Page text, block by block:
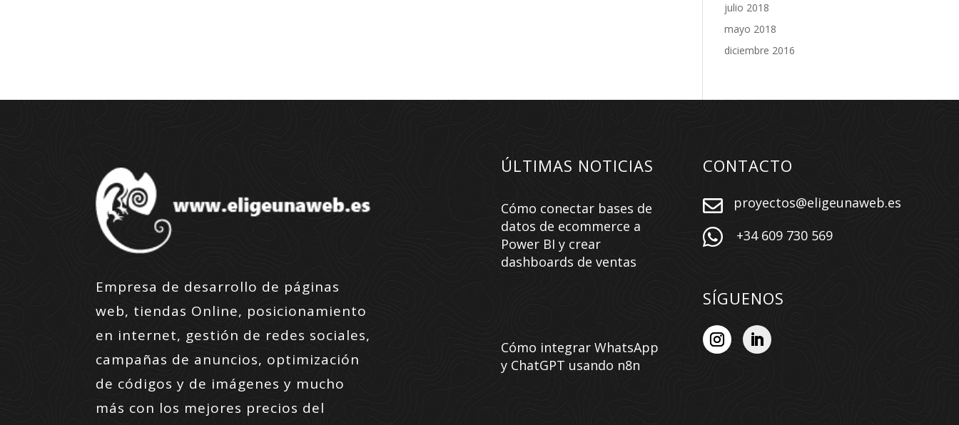
julio 2018
mayo 2018
diciembre 2016
Empresa de desarrollo de páginas
web, tiendas Online, posicionamiento
en internet, gestión de redes sociales,
campañas de anuncios, optimización
de códigos y de imágenes y mucho
más con los mejores precios del
ÚLTIMAS NOTICIAS
Cómo conectar bases de
datos de ecommerce a
Power BI y crear
dashboards de ventas
Cómo integrar WhatsApp
y ChatGPT usando n8n
CONTACTO
 proyectos@eligeunaweb.es
 +34 609 730 569
SÍGUENOS